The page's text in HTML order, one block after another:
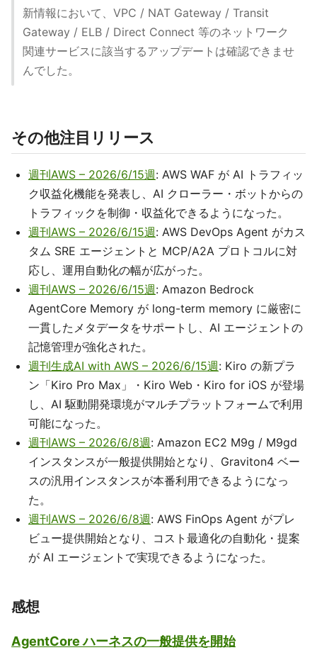
新情報において、VPC / NAT Gateway / Transit
Gateway / ELB / Direct Connect 等のネットワーク
関連サービスに該当するアップデートは確認できませ
んでした。
その他注目リリース
週刊AWS – 2026/6/15週: AWS WAF が AI トラフィッ
ク収益化機能を発表し、AI クローラー・ボットからの
トラフィックを制御・収益化できるようになった。
週刊AWS – 2026/6/15週: AWS DevOps Agent がカス
タム SRE エージェントと MCP/A2A プロトコルに対
応し、運用自動化の幅が広がった。
週刊AWS – 2026/6/15週: Amazon Bedrock
AgentCore Memory が long-term memory に厳密に
一貫したメタデータをサポートし、AI エージェントの
記憶管理が強化された。
週刊生成AI with AWS – 2026/6/15週: Kiro の新プラ
ン「Kiro Pro Max」・Kiro Web・Kiro for iOS が登場
し、AI 駆動開発環境がマルチプラットフォームで利用
可能になった。
週刊AWS – 2026/6/8週: Amazon EC2 M9g / M9gd
インスタンスが一般提供開始となり、Graviton4 ベー
スの汎用インスタンスが本番利用できるようになっ
た。
週刊AWS – 2026/6/8週: AWS FinOps Agent がプレ
ビュー提供開始となり、コスト最適化の自動化・提案
が AI エージェントで実現できるようになった。
感想
AgentCore ハーネスの一般提供を開始